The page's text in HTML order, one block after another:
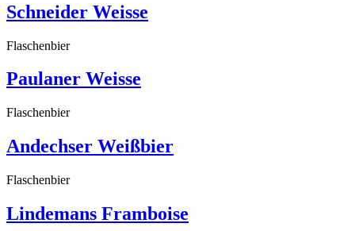
Schneider Weisse
Flaschenbier
Paulaner Weisse
Flaschenbier
Andechser Weißbier
Flaschenbier
Lindemans Framboise